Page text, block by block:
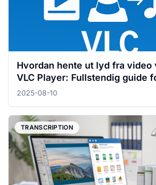
Hvordan hente ut lyd fra video
VLC Player: Fullstendig guide
Windows
2025-08-10
TRANSCRIPTION